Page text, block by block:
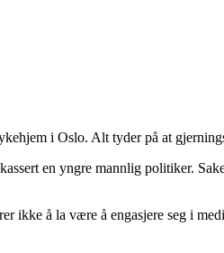
i Oslo. Alt tyder på at
en yngre mannlig politiker.
å la være å engasjere seg i